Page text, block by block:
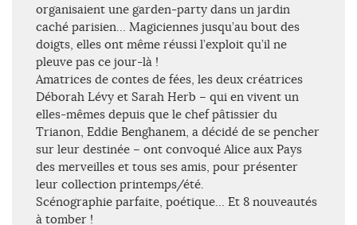
organisaient une garden-party dans un jardin
caché parisien… Magiciennes jusqu’au bout des
doigts, elles ont même réussi l’exploit qu’il ne
pleuve pas ce jour-là !
Amatrices de contes de fées, les deux créatrices
Déborah Lévy et Sarah Herb – qui en vivent un
elles-mêmes depuis que le chef pâtissier du
Trianon, Eddie Benghanem, a décidé de se pencher
sur leur destinée – ont convoqué Alice aux Pays
des merveilles et tous ses amis, pour présenter
leur collection printemps/été.
Scénographie parfaite, poétique… Et 8 nouveautés
à tomber !